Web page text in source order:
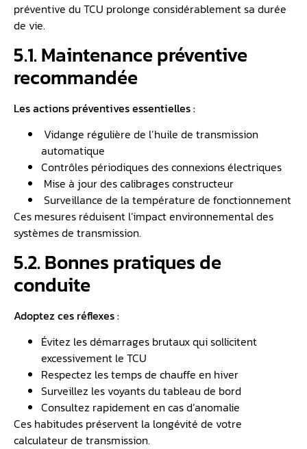
préventive du TCU prolonge considérablement sa durée
de vie.
5.1. Maintenance préventive
recommandée
Les actions préventives essentielles :
️ Vidange régulière de l’huile de transmission
automatique
Contrôles périodiques des connexions électriques
Mise à jour des calibrages constructeur
️ Surveillance de la température de fonctionnement
Ces mesures réduisent l’impact environnemental des
systèmes de transmission.
5.2. Bonnes pratiques de
conduite
Adoptez ces réflexes :
Évitez les démarrages brutaux qui sollicitent
excessivement le TCU
Respectez les temps de chauffe en hiver
Surveillez les voyants du tableau de bord
Consultez rapidement en cas d’anomalie
Ces habitudes préservent la longévité de votre
calculateur de transmission.